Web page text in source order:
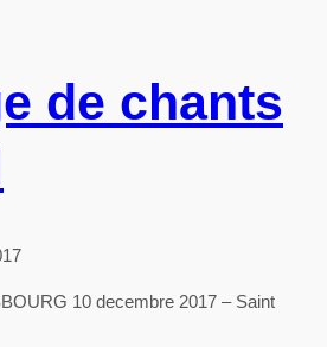
de chants
10 decembre 2017 – Saint